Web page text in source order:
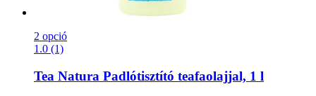
2 opció
1.0 (1)
Tea Natura Padlótisztító teafaolajjal, 1 l